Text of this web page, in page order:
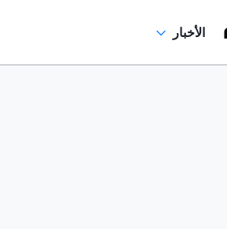
الأخبار